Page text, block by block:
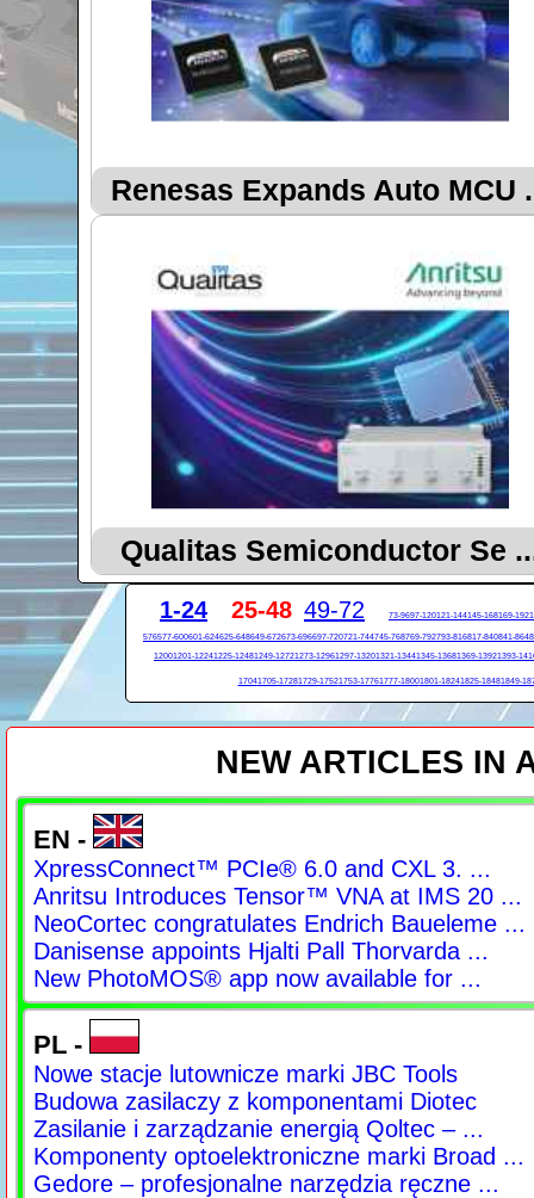
Renesas Expands Auto MCU
Qualitas Semiconductor Se
1-24 25-48 49-72 73-9697-120121-144145-168169-192
576577-600601-624625-648649-672673-696697-720721-744745-768769-792793-816817-840841-864
12001201-12241225-12481249-12721273-12961297-13201321-13441345-13681369-13921393-
17041705-17281729-17521753-17761777-18001801-18241825-18481849-
NEW ARTICLES IN
EN -
XpressConnect™ PCIe® 6.0 and CXL 3. ...
Anritsu Introduces Tensor™ VNA at IMS 20 ...
NeoCortec congratulates Endrich Baueleme ...
Danisense appoints Hjalti Pall Thorvarda ...
New PhotoMOS® app now available for ...
PL -
Nowe stacje lutownicze marki JBC Tools
Budowa zasilaczy z komponentami Diotec
Zasilanie i zarządzanie energią Qoltec – ...
Komponenty optoelektroniczne marki Broad ...
Gedore – profesjonalne narzędzia ręczne ...